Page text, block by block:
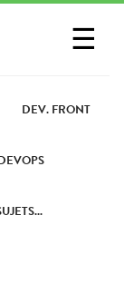
☰
DEV. FRONT